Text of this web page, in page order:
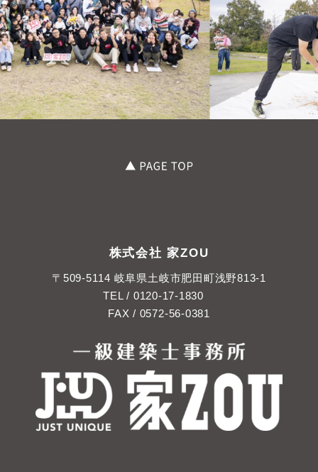
株式会社 家ZOU
〒509-5114 岐阜県土岐市肥田町浅野813-1
TEL / 0120-17-1830
FAX / 0572-56-0381